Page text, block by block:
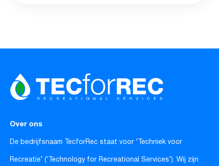
Over ons
De bedrijfsnaam TecforRec staat voor ‘Techniek voor
Recreatie’ (‘Technology for Recreational Services’). Wij zijn